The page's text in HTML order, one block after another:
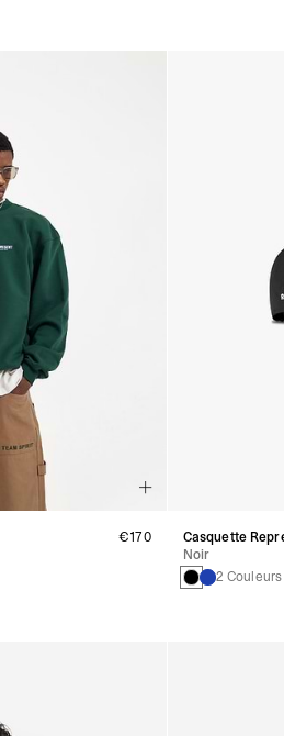
€170
Casquette
Noir
2 Couleurs